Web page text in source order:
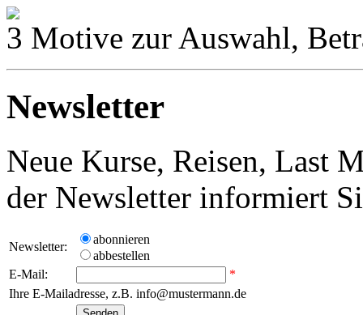
3 Motive zur Auswahl,
Newsletter
Neue Kurse, Reisen, Last
der Newsletter informiert
Newsletter:
abonnieren
abbestellen
E-Mail:
*
Ihre E-Mailadresse, z.B. info@mustermann.de